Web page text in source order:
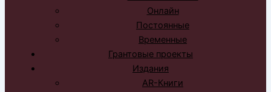
Онлайн
Постоянные
Временные
Грантовые проекты
Издания
AR-Книги